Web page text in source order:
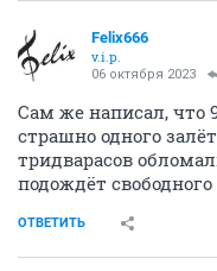
Felix666
v.i.p.
06 октября 2023
Сам же написал, что
страшно одного
тридварасов
подождёт свободного
ОТВЕТИТЬ